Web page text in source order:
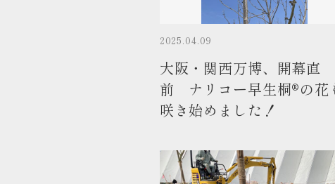
2025.04.09
大阪・関西万博、開幕直
前 ナリコー早生桐®の花
咲き始めました！